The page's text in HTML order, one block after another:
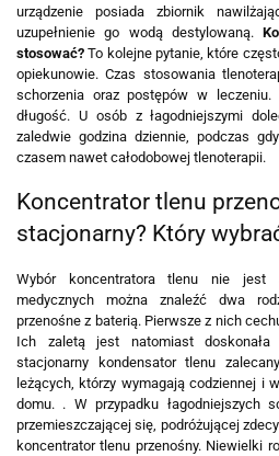
urządzenie posiada zbiornik
uzupełnienie go wodą destylowaną.
stosować? To kolejne pytanie, które
opiekunowie. Czas stosowania
schorzenia oraz postępów w
długość. U osób z łagodniejszymi
zaledwie godzina dziennie, podczas
czasem nawet całodobowej tlenoterapii.
Koncentrator tlenu
stacjonarny? Który
Wybór koncentratora tlenu nie jest
medycznych można znaleźć dwa
przenośne z baterią. Pierwsze z nich
Ich zaletą jest natomiast
stacjonarny kondensator tlenu
leżących, którzy wymagają codziennej i
domu. . W przypadku łagodniejszych
przemieszczającej się, podróżującej
koncentrator tlenu przenośny. Niewielki